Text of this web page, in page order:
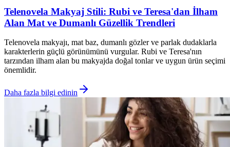
Telenovela Makyaj Stili: Rubi ve Teresa'dan İlham
Alan Mat ve Dumanlı Güzellik Trendleri
Telenovela makyajı, mat baz, dumanlı gözler ve parlak dudaklarla
karakterlerin güçlü görünümünü vurgular. Rubi ve Teresa'nın
tarzından ilham alan bu makyajda doğal tonlar ve uygun ürün seçimi
önemlidir.
Daha fazla bilgi edinin